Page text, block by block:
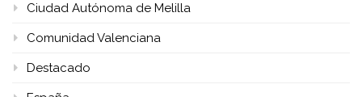
Ciudad Autónoma de Melilla
Comunidad Valenciana
Destacado